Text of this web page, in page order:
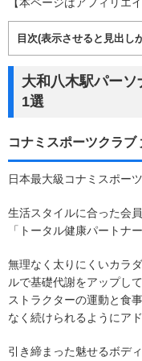
目次(表示させると見出し
大和八木駅パー
1選
コナミスポーツクラブ
日本最大級コナミスポー
生活スタイルに合った会
「トータル健康パートナ
無理なく太りにくいカラ
ルで基礎代謝をアップし
ストラクターの運動と食
なく続けられるようにア
引き締まった魅せるボデ